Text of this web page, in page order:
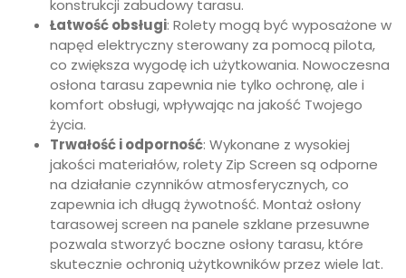
konstrukcji zabudowy tarasu.
Łatwość obsługi: Rolety mogą być wyposażone w
napęd elektryczny sterowany za pomocą pilota,
co zwiększa wygodę ich użytkowania. Nowoczesna
osłona tarasu zapewnia nie tylko ochronę, ale i
komfort obsługi, wpływając na jakość Twojego
życia.
Trwałość i odporność: Wykonane z wysokiej
jakości materiałów, rolety Zip Screen są odporne
na działanie czynników atmosferycznych, co
zapewnia ich długą żywotność. Montaż osłony
tarasowej screen na panele szklane przesuwne
pozwala stworzyć boczne osłony tarasu, które
skutecznie ochronią użytkowników przez wiele lat.